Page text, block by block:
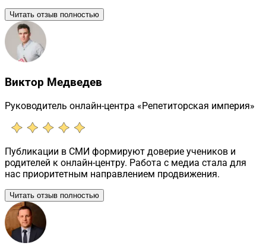
Читать отзыв полностью
Виктор Медведев
Руководитель онлайн-центра «Репетиторская империя»
Публикации в СМИ формируют доверие учеников и
родителей к онлайн-центру. Работа с медиа стала для
нас приоритетным направлением продвижения.
Читать отзыв полностью